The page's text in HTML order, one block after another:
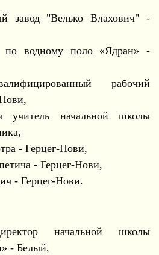
завод "Велько Влахович" -
по водному поло «Ядран» -
рабочий
учитель начальной школы
- Герцег-Нови,
- Герцег-Нови,
- Герцег-Нови.
начальной школы
- Белый,